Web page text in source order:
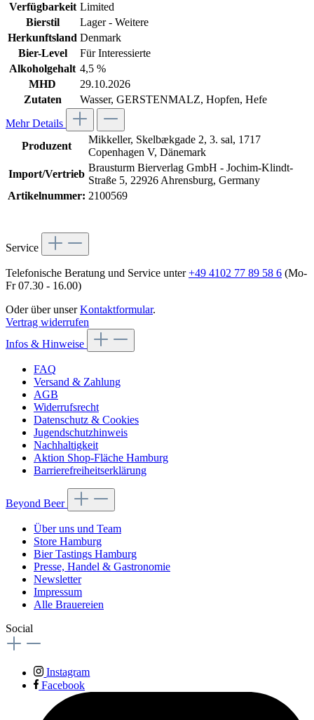
Verfügbarkeit Limited
Bierstil
Lager - Weitere
Herkunftsland Denmark
Bier-Level
Für Interessierte
Alkoholgehalt 4,5 %
MHD
29.10.2026
Zutaten
Wasser, GERSTENMALZ, Hopfen, Hefe
Mehr Details
Produzent
Mikkeller, Skelbækgade 2, 3. sal, 1717
Copenhagen V, Dänemark
Import/Vertrieb
Brausturm Bierverlag GmbH - Jochim-Klindt-
Straße 5, 22926 Ahrensburg, Germany
Artikelnummer: 2100569
Service
Telefonische Beratung und Service unter+49 4102 77 89 58 6 (Mo-
Fr 07.30 - 16.00)
Oder über unserKontaktformular.
Vertrag widerrufen
Infos & Hinweise
FAQ
Versand & Zahlung
AGB
Widerrufsrecht
Datenschutz & Cookies
Jugendschutzhinweis
Nachhaltigkeit
Aktion Shop-Fläche Hamburg
Barrierefreiheitserklärung
Beyond Beer
Über uns und Team
Store Hamburg
Bier Tastings Hamburg
Presse, Handel & Gastronomie
Newsletter
Impressum
Alle Brauereien
Social
Instagram
Facebook